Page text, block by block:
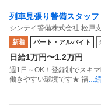
列車見張り警備スタッフ
シンテイ警備株式会社 松戸
新着 パート・アルバイト
日給1万円〜1.2万円
週1日～OK！登録制でスキ
働きやすい環境です★ 福…